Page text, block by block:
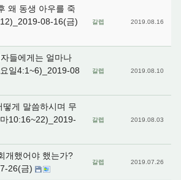
왜 동생 아우를 죽
08-16(금)
갈렙 2019.08.16
들에게는 얼마나
일4:1~6)_2019-08
갈렙 2019.08.10
떻게 말씀하시며 무
10:16~22)_2019-
갈렙 2019.08.03
개했어야 했는가?
26(금)
갈렙 2019.07.26